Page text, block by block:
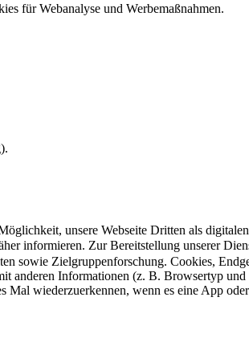
für Webanalyse und Werbemaßnahmen.
unsere Webseite Dritten als
informieren. Zur Bereitstellung unserer
sowie Zielgruppenforschung. Cookies,
anderen Informationen (z. B. Browsertyp
Mal wiederzuerkennen, wenn es eine App